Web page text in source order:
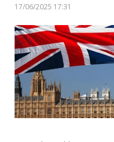
17/06/2025 17:31